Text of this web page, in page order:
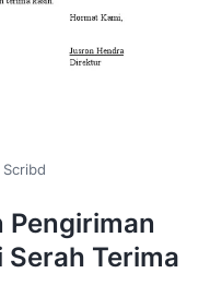
Pengiriman
Terima